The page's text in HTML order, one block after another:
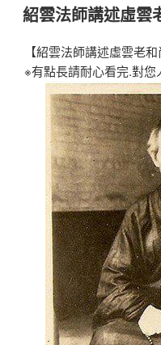
佈
於
紹雲法師講述虛雲
【紹雲法師講述虛雲老
※有點長請耐心看完.對您